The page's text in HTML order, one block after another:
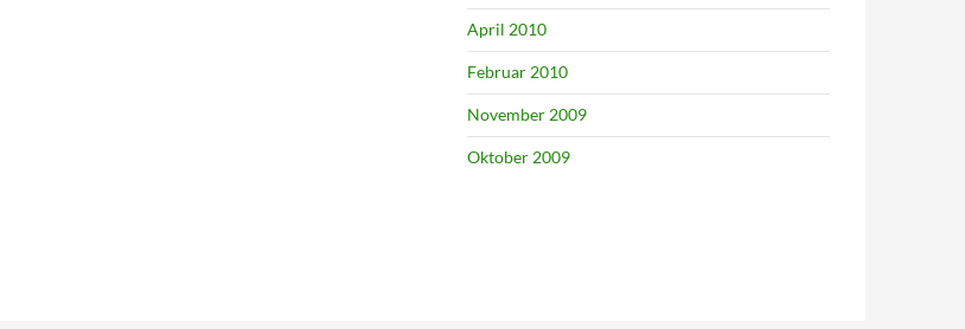
April 2010
Februar 2010
November 2009
Oktober 2009